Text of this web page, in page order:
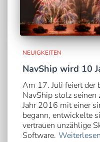
NEUIGKEITEN
NavShip wird 10
Am 17. Juli feiert der
NavShip stolz seinen
Jahr 2016 mit einer
begann, entwickelte
vertrauen unzählige
Software. Weiterlesen